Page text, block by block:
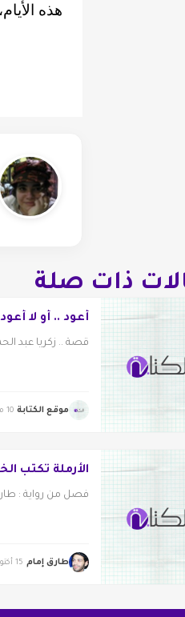
هذه
ذات صلة
أعود .. أو لا أعود
قصة .. زكريا عبد
موقع الكتابة 10 مايو 2009
الأرملة تكتب
فصل من رواية :
طارق إمام 15 أكتوبر 2009